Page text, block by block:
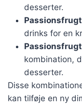
desserter.
drinks for en
kombination,
desserter.
Disse
kan tilføje en ny